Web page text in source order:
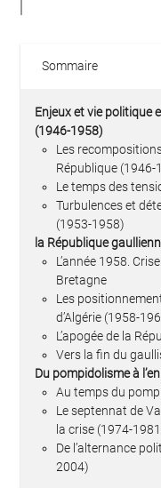
Sommaire
Enjeux et vie politique
(1946-1958)
Les
République (1946-
Le temps des
Turbulences et
(1953-1958)
la République
L’année 1958.
Bretagne
Les
d’Algérie (1958-
L’apogée de la
Vers la fin du
Du pompidolisme à
Au temps du
Le septennat de
la crise (1974-
De l’alternance
2004)